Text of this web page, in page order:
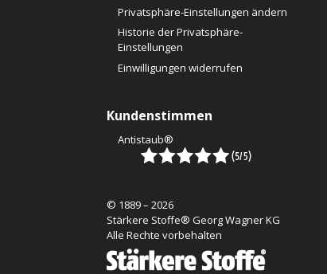
Privatsphäre-Einstellungen ändern
Historie der Privatsphäre-
Einstellungen
Einwilligungen widerrufen
Kundenstimmen
Antistaub®
© 1889 – 2026
Stärkere Stoffe® Georg Wagner KG
Alle Rechte vorbehalten